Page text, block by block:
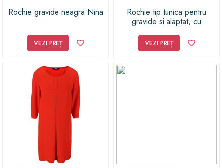
Rochie gravide neagra Nina
VEZI PREȚ
Rochie tip tunica pentru
gravide si alaptat, cu
VEZI PREȚ